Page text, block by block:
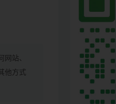
站、
他方式